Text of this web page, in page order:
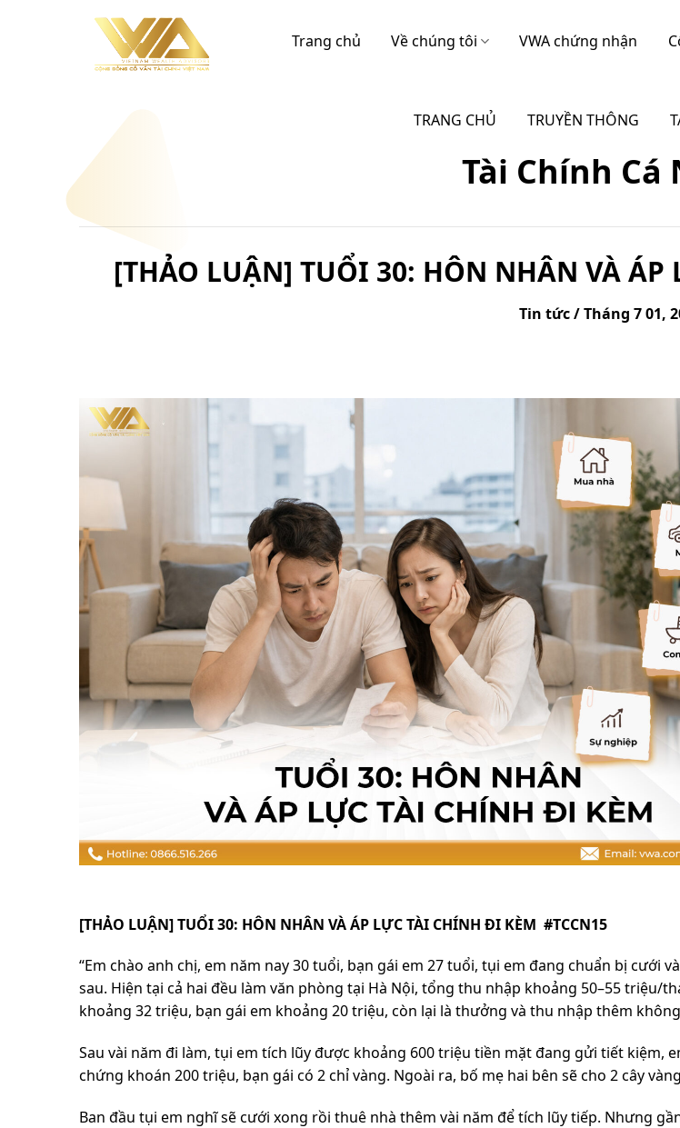
Trang chủ Về chúng tôi VWA chứng nhận
TRANG CHỦ TRUYỀN THÔNG
Tài Chính Cá
[THẢO LUẬN] TUỔI 30: HÔN NHÂN VÀ ÁP
Tin tức / Tháng 7 01,
[THẢO LUẬN] TUỔI 30: HÔN NHÂN VÀ ÁP LỰC TÀI CHÍNH ĐI KÈM #TCCN15
“Em chào anh chị, em năm nay 30 tuổi, bạn gái em 27 tuổi, tụi em đang chuẩn bị cưới
sau. Hiện tại cả hai đều làm văn phòng tại Hà Nội, tổng thu nhập khoảng 50–55 triệu/
khoảng 32 triệu, bạn gái em khoảng 20 triệu, còn lại là thưởng và thu nhập thêm
Sau vài năm đi làm, tụi em tích lũy được khoảng 600 triệu tiền mặt đang gửi tiết kiệm,
chứng khoán 200 triệu, bạn gái có 2 chỉ vàng. Ngoài ra, bố mẹ hai bên sẽ cho 2 cây
Ban đầu tụi em nghĩ sẽ cưới xong rồi thuê nhà thêm vài năm để tích lũy tiếp. Nhưng